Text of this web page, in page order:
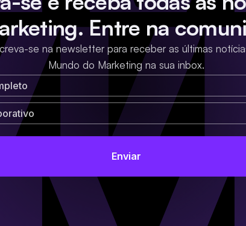
Entre na
se na newsletter para receber as últimas
Mundo do Marketing na sua inbox.